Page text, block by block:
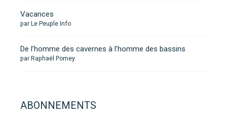
Vacances
par Le Peuple Info
De l’homme des cavernes à l’homme des bassins
par Raphaël Pomey
ABONNEMENTS